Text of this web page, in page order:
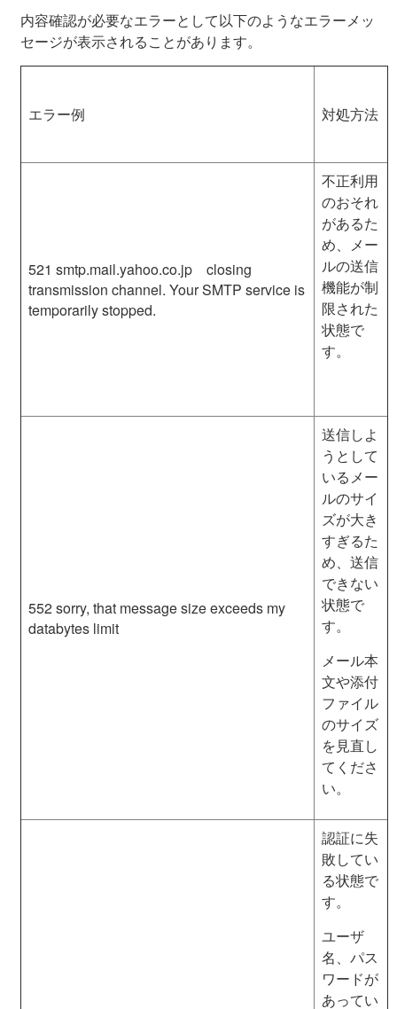
内容確認が必要なエラーとして以下のようなエラーメッ
セージが表示されることがあります。
エラー例 対処方法
521 smtp.mail.yahoo.co.jp closing
transmission channel. Your SMTP service is
temporarily stopped.
不正利用
のおそれ
があるた
め、メー
ルの送信
機能が制
限された
状態で
す。
552 sorry, that message size exceeds my
databytes limit
送信しよ
うとして
いるメー
ルのサイ
ズが大き
すぎるた
め、送信
できない
状態で
す。
メール本
文や添付
ファイル
のサイズ
を見直し
てくださ
い。
認証に失
敗してい
る状態で
す。
ユーザ
名、パス
ワードが
あってい